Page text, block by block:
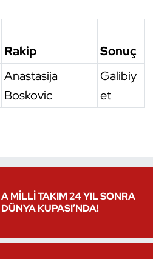
Rakip
Sonuç
Anastasija
Boskovic
Galibiy
et
A MİLLİ TAKIM 24 YIL SONRA
DÜNYA KUPASI’NDA!